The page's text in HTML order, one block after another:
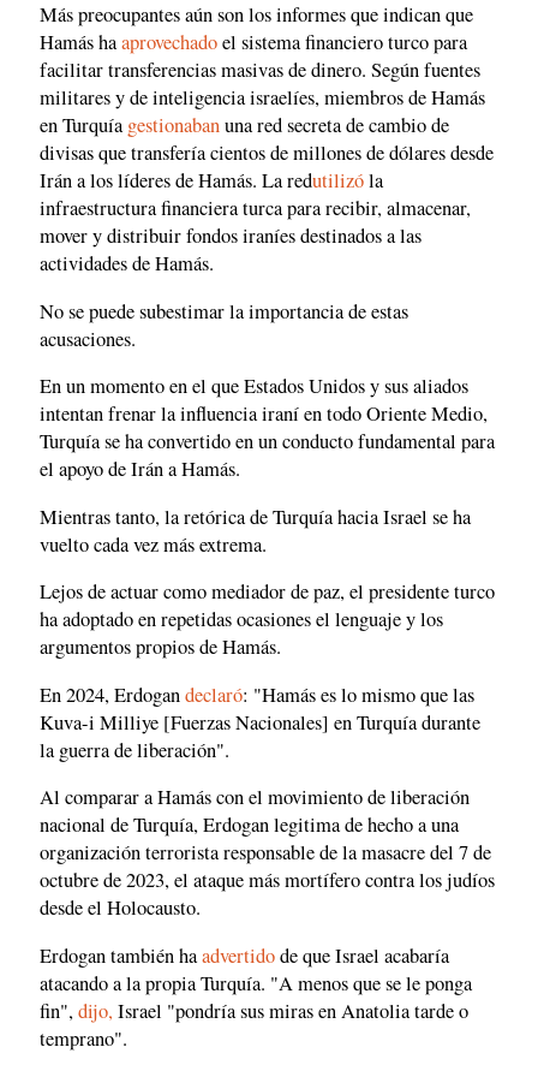
Más preocupantes aún son los informes que indican que
Hamás haaprovechadoel sistema financiero turco para
facilitar transferencias masivas de dinero. Según fuentes
militares y de inteligencia israelíes, miembros de Hamás
en Turquía gestionabanuna red secreta de cambio de
divisas que transfería cientos de millones de dólares desde
Irán a los líderes de Hamás. La redutilizóla
infraestructura financiera turca para recibir, almacenar,
mover y distribuir fondos iraníes destinados a las
actividades de Hamás.
No se puede subestimar la importancia de estas
acusaciones.
En un momento en el que Estados Unidos y sus aliados
intentan frenar la influencia iraní en todo Oriente Medio,
Turquía se ha convertido en un conducto fundamental para
el apoyo de Irán a Hamás.
Mientras tanto, la retórica de Turquía hacia Israel se ha
vuelto cada vez más extrema.
Lejos de actuar como mediador de paz, el presidente turco
ha adoptado en repetidas ocasiones el lenguaje y los
argumentos propios de Hamás.
En 2024, Erdogandeclaró: "Hamás es lo mismo que las
Kuva-i Milliye [Fuerzas Nacionales] en Turquía durante
la guerra de liberación".
Al comparar a Hamás con el movimiento de liberación
nacional de Turquía, Erdogan legitima de hecho a una
organización terrorista responsable de la masacre del 7 de
octubre de 2023, el ataque más mortífero contra los judíos
desde el Holocausto.
Erdogan también haadvertidode que Israel acabaría
atacando a la propia Turquía. "A menos que se le ponga
fin",dijo, Israel "pondría sus miras en Anatolia tarde o
temprano".